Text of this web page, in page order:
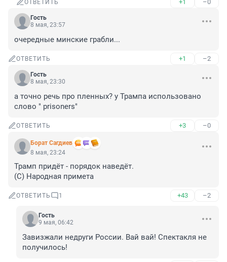
ОТВЕТИТЬ +1 –0
Гость
8 мая, 23:57
очередные минские грабли...
ОТВЕТИТЬ +1 –2
Гость
8 мая, 23:30
а точно речь про пленных? у Трампа использовано
слово " prisoners"
ОТВЕТИТЬ +3 –0
Борат Сaгдиев
8 мая, 23:24
Трамп придёт - порядок наведёт.
(С) Народная примета
ОТВЕТИТЬ 1 +43 –2
Гость
9 мая, 06:42
Завизжали недруги России. Вай вай! Спектакля не
получилось!